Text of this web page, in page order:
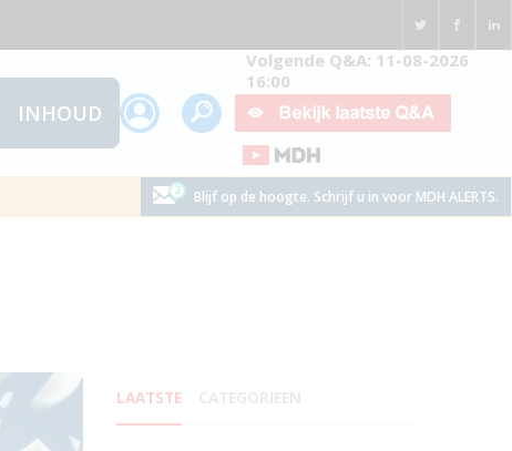
INHOUD
Volgende Q&A: 11-08-2026
16:00
Blijf op de hoogte. Schrijf u in voor MDH ALERTS.
LAATSTE